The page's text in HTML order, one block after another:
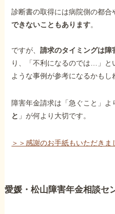
診断書の取得には病院側の都合
できないこともあります。
ですが、請求のタイミングは
り、「不利になるのでは…」と
ような事例が参考になるかもし
障害年金請求は「急ぐこと」よ
と 」が何より大切です。
＞＞感謝のお手紙もいただきま
愛媛・松山障害年金相談セ